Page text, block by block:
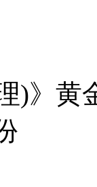
)》黄